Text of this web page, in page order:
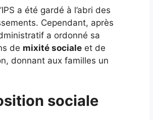
a été gardé à l’abri des
Cependant, après
a ordonné sa
de mixité sociale et de
donnant aux familles un
sociale